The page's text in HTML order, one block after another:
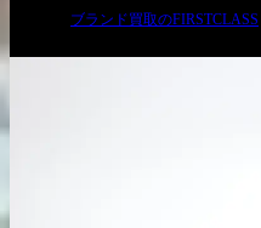
ブランド買取のFIRSTCLASS